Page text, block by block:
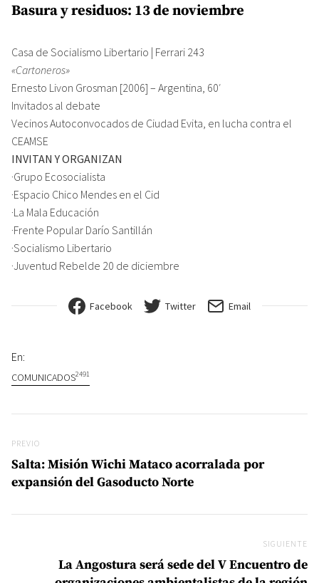
Basura y residuos: 13 de noviembre
Casa de Socialismo Libertario | Ferrari 243
«Cartoneros»
Ernesto Livon Grosman [2006] – Argentina, 60′
Invitados al debate
Vecinos Autoconvocados de Ciudad Evita, en lucha contra el
CEAMSE
INVITAN Y ORGANIZAN
·Grupo Ecosocialista
·Espacio Chico Mendes en el Cid
·La Mala Educación
·Frente Popular Darío Santillán
·Socialismo Libertario
·Juventud Rebelde 20 de diciembre
Facebook Twitter Email
En:
COMUNICADOS2491
Previo
PREVIO
Salta: Misión Wichi Mataco acorralada por
expansión del Gasoducto Norte
SIGUIENTE
La Angostura será sede del V Encuentro de